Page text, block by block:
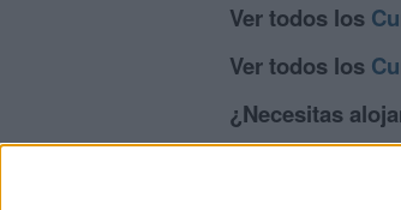
Ver todos los
Ver todos los
¿Necesitas
>> Residencias de